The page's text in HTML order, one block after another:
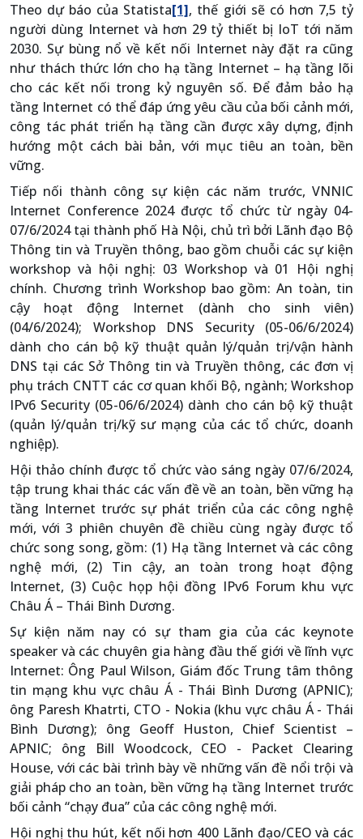
Theo dự báo của Statista[1], thế giới sẽ có hơn 7,5 tỷ
người dùng Internet và hơn 29 tỷ thiết bị IoT tới năm
2030. Sự bùng nổ về kết nối Internet này đặt ra cũng
như thách thức lớn cho hạ tầng Internet – hạ tầng lõi
cho các kết nối trong kỷ nguyên số. Để đảm bảo hạ
tầng Internet có thể đáp ứng yêu cầu của bối cảnh mới,
công tác phát triển hạ tầng cần được xây dựng, định
hướng một cách bài bản, với mục tiêu an toàn, bền
vững.
Tiếp nối thành công sự kiện các năm trước, VNNIC
Internet Conference 2024 được tổ chức từ ngày 04-
07/6/2024 tại thành phố Hà Nội, chủ trì bởi Lãnh đạo Bộ
Thông tin và Truyền thông, bao gồm chuỗi các sự kiện
workshop và hội nghị: 03 Workshop và 01 Hội nghị
chính. Chương trình Workshop bao gồm: An toàn, tin
cậy hoạt động Internet (dành cho sinh viên)
(04/6/2024); Workshop DNS Security (05-06/6/2024)
dành cho cán bộ kỹ thuật quản lý/quản trị/vận hành
DNS tại các Sở Thông tin và Truyền thông, các đơn vị
phụ trách CNTT các cơ quan khối Bộ, ngành; Workshop
IPv6 Security (05-06/6/2024) dành cho cán bộ kỹ thuật
(quản lý/quản trị/kỹ sư mạng của các tổ chức, doanh
nghiệp).
Hội thảo chính được tổ chức vào sáng ngày 07/6/2024,
tập trung khai thác các vấn đề về an toàn, bền vững hạ
tầng Internet trước sự phát triển của các công nghệ
mới, với 3 phiên chuyên đề chiều cùng ngày được tổ
chức song song, gồm: (1) Hạ tầng Internet và các công
nghệ mới, (2) Tin cậy, an toàn trong hoạt động
Internet, (3) Cuộc họp hội đồng IPv6 Forum khu vực
Châu Á – Thái Bình Dương.
Sự kiện năm nay có sự tham gia của các keynote
speaker và các chuyên gia hàng đầu thế giới về lĩnh vực
Internet: Ông Paul Wilson, Giám đốc Trung tâm thông
tin mạng khu vực châu Á - Thái Bình Dương (APNIC);
ông Paresh Khatrti, CTO - Nokia (khu vực châu Á - Thái
Bình Dương); ông Geoff Huston, Chief Scientist –
APNIC; ông Bill Woodcock, CEO - Packet Clearing
House, với các bài trình bày về những vấn đề nổi trội và
giải pháp cho an toàn, bền vững hạ tầng Internet trước
bối cảnh “chạy đua” của các công nghệ mới.
Hội nghị thu hút, kết nối hơn 400 Lãnh đạo/CEO và các